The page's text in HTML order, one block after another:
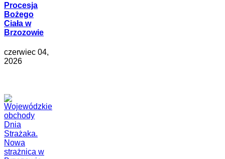
Procesja
Bożego
Ciała w
Brzozowie
czerwiec 04,
2026